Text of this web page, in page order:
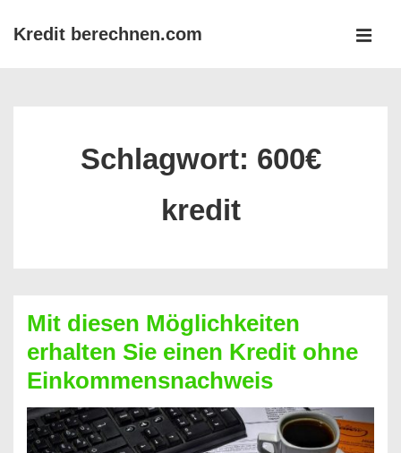
ZumKredit berechnen.com
Schlagwort: 600€
kredit
Mit diesen Möglichkeiten
erhalten Sie einen Kredit ohne
Einkommensnachweis